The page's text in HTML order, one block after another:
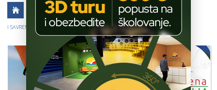
PROGRAM
SAVREMENO
OBRAZOVANJE
VESTI
ERASMUS+
AKTUELNO ŠKOLSKE PRIČE
I SAVREMENE GIMNAZIJALKE OBELEŽILE SVETSKI DAN ŽENSKOG GOLFA